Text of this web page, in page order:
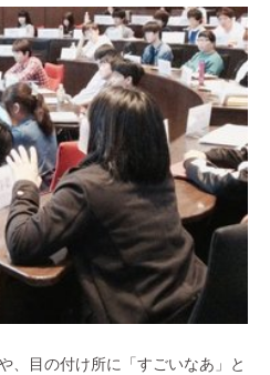
、目の付け所に「すごいなあ」と